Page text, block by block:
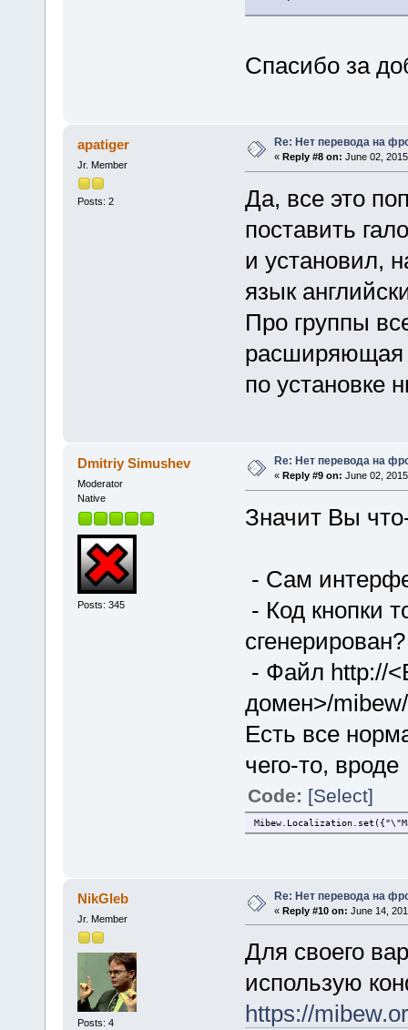
Спасибо за
apatiger
Jr. Member
Posts: 2
Re: Нет перевода на
« Reply #8 on: June 02,
Да, все это
поставить
и установил,
язык
Про группы
расширяющая
по установке
Dmitriy Simushev
Moderator
Native
Posts: 345
Re: Нет перевода на
« Reply #9 on: June 02,
Значит Вы
- Сам
- Код кнопки
сгенерирован?
- Файл http://
домен>/
Есть все
чего-то, вроде
Code: [Select]
NikGleb
Jr. Member
Posts: 4
Re: Нет перевода на
« Reply #10 on: June 14,
Для своего
использую
https://